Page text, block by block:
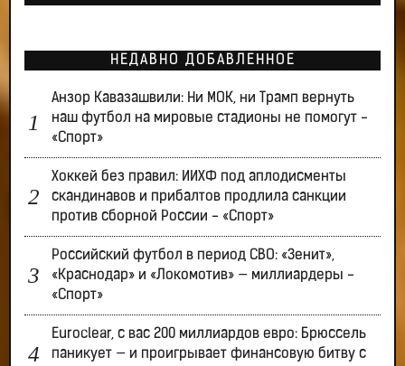
НЕДАВНО ДОБАВЛЕННОЕ
Анзор Кавазашвили: Ни МОК, ни Трамп вернуть
наш футбол на мировые стадионы не помогут -
«Спорт»
Хоккей без правил: ИИХФ под аплодисменты
скандинавов и прибалтов продлила санкции
против сборной России - «Спорт»
Российский футбол в период СВО: «Зенит»,
«Краснодар» и «Локомотив» — миллиардеры -
«Спорт»
Euroclear, с вас 200 миллиардов евро: Брюссель
паникует — и проигрывает финансовую битву с